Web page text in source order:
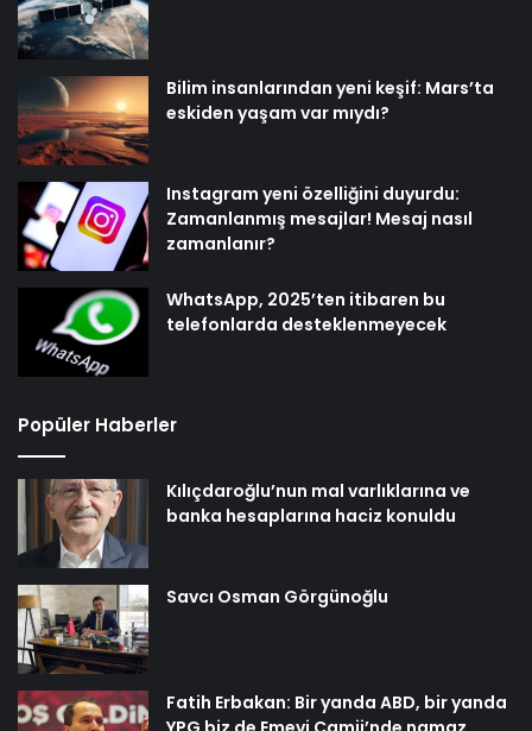
Bilim insanlarından yeni keşif: Mars’ta
eskiden yaşam var mıydı?
Instagram yeni özelliğini duyurdu:
Zamanlanmış mesajlar! Mesaj nasıl
zamanlanır?
WhatsApp, 2025’ten itibaren bu
telefonlarda desteklenmeyecek
Popüler Haberler
Kılıçdaroğlu’nun mal varlıklarına ve
banka hesaplarına haciz konuldu
Savcı Osman Görgünoğlu
Fatih Erbakan: Bir yanda ABD, bir yanda